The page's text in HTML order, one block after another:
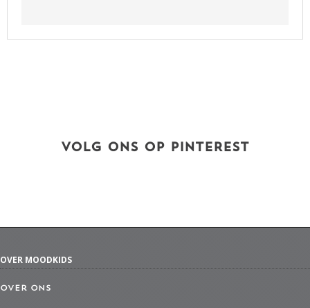
VOLG ONS OP PINTEREST
OVER MOODKIDS
Over ons